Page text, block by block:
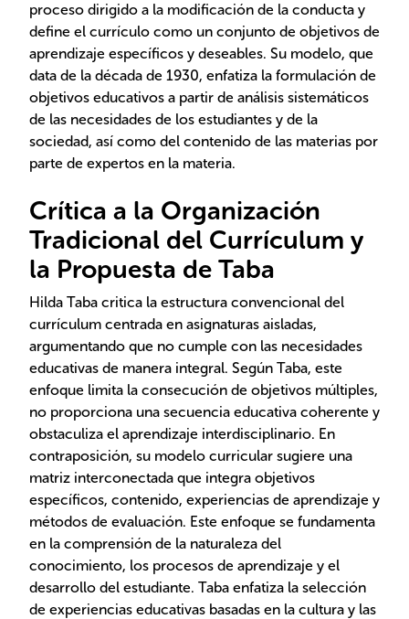
proceso dirigido a la modificación de la conducta y
define el currículo como un conjunto de objetivos de
aprendizaje específicos y deseables. Su modelo, que
data de la década de 1930, enfatiza la formulación de
objetivos educativos a partir de análisis sistemáticos
de las necesidades de los estudiantes y de la
sociedad, así como del contenido de las materias por
parte de expertos en la materia.
Crítica a la Organización
Tradicional del Currículum y
la Propuesta de Taba
Hilda Taba critica la estructura convencional del
currículum centrada en asignaturas aisladas,
argumentando que no cumple con las necesidades
educativas de manera integral. Según Taba, este
enfoque limita la consecución de objetivos múltiples,
no proporciona una secuencia educativa coherente y
obstaculiza el aprendizaje interdisciplinario. En
contraposición, su modelo curricular sugiere una
matriz interconectada que integra objetivos
específicos, contenido, experiencias de aprendizaje y
métodos de evaluación. Este enfoque se fundamenta
en la comprensión de la naturaleza del
conocimiento, los procesos de aprendizaje y el
desarrollo del estudiante. Taba enfatiza la selección
de experiencias educativas basadas en la cultura y las